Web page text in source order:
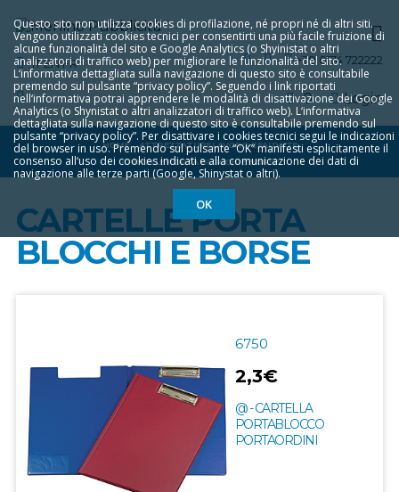
Questo sito non utilizza cookies di profilazione, né propri né di altri siti.
Vengono utilizzati cookies tecnici per consentirti una più facile fruizione di
alcune funzionalità del sito e Google Analytics (o Shyinistat o altri
analizzatori di traffico web) per migliorare le funzionalità del sito.
L‘informativa dettagliata sulla navigazione di questo sito è consultabile
premendo sul pulsante “privacy policy”. Seguendo i link riportati
nell‘informativa potrai apprendere le modalità di disattivazione dei Google
Analytics (o Shynistat o altri analizzatori di traffico web). L‘informativa
dettagliata sulla navigazione di questo sito è consultabile premendo sul
pulsante “privacy policy”. Per disattivare i cookies tecnici segui le indicazioni
del browser in uso. Premendo sul pulsante “OK” manifesti esplicitamente il
consenso all‘uso dei cookies indicati e alla comunicazione dei dati di
navigazione alle terze parti (Google, Shinystat o altri).
OK
IT EN FR +39 0174 722222
Login
0
HOME
ATTREZZATURE LAVORO E FAI DA TE
CARTELLE PORTA BLOCCHI E BORSE
CARTELLE PORTA
BLOCCHI E BORSE
6750
2,3€
@ - CARTELLA
PORTABLOCCO
PORTAORDINI